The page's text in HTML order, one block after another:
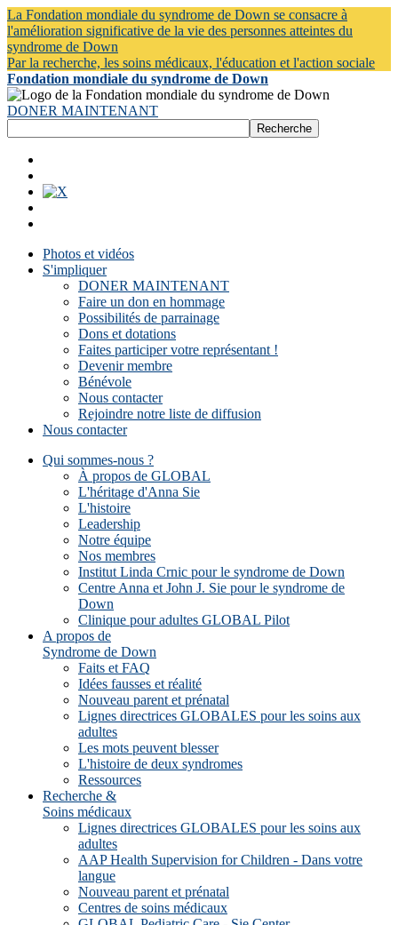
La Fondation mondiale du syndrome de Down se consacre à
l'amélioration significative de la vie des personnes atteintes du
syndrome de Down
Par la recherche, les soins médicaux, l'éducation et l'action sociale
Fondation mondiale du syndrome de Down
DONER MAINTENANT
Photos et vidéos
S'impliquer
DONER MAINTENANT
Faire un don en hommage
Possibilités de parrainage
Dons et dotations
Faites participer votre représentant !
Devenir membre
Bénévole
Nous contacter
Rejoindre notre liste de diffusion
Nous contacter
Qui sommes-nous ?
À propos de GLOBAL
L'héritage d'Anna Sie
L'histoire
Leadership
Notre équipe
Nos membres
Institut Linda Crnic pour le syndrome de Down
Centre Anna et John J. Sie pour le syndrome de
Down
Clinique pour adultes GLOBAL Pilot
A propos de
Syndrome de Down
Faits et FAQ
Idées fausses et réalité
Nouveau parent et prénatal
Lignes directrices GLOBALES pour les soins aux
adultes
Les mots peuvent blesser
L'histoire de deux syndromes
Ressources
Recherche &
Soins médicaux
Lignes directrices GLOBALES pour les soins aux
adultes
AAP Health Supervision for Children - Dans votre
langue
Nouveau parent et prénatal
Centres de soins médicaux